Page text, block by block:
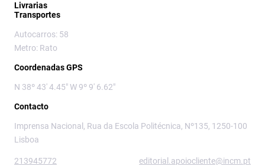
Livrarias
Transportes
Autocarros: 58
Metro: Rato
Coordenadas GPS
N 38º 43' 4.45" W 9º 9' 6.62"
Contacto
Imprensa Nacional, Rua da Escola Politécnica, Nº135, 1250-100
Lisboa
213945772 editorial.apoiocliente@incm.pt